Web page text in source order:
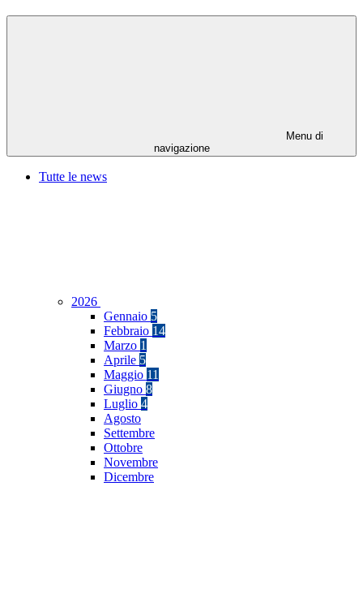
Menu di
navigazione
Tutte le news
2026
Gennaio 5
Febbraio 14
Marzo 1
Aprile 5
Maggio 11
Giugno 8
Luglio 4
Agosto
Settembre
Ottobre
Novembre
Dicembre